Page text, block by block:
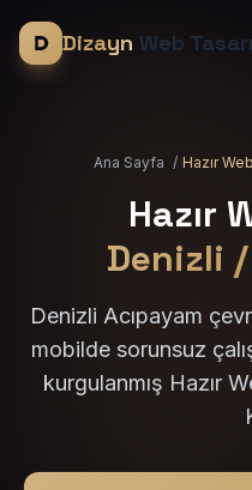
Dizayn Web
Ana Sayfa / Hazır
Hazır
Denizli
Denizli Acıpayam
mobilde sorunsuz
kurgulanmış Hazır